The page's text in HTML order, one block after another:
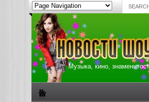
Музыка, кино,